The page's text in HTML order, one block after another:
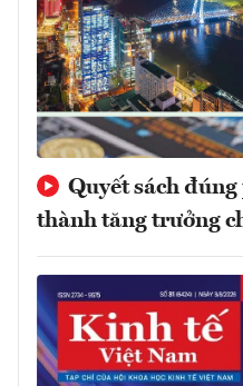
Quyết sách
thành tăng trưởng